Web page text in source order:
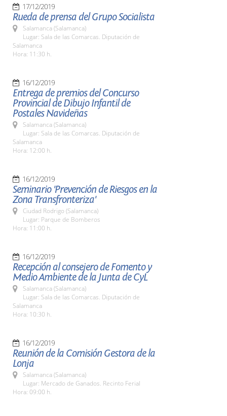
17/12/2019
Rueda de prensa del Grupo Socialista
Salamanca (Salamanca)
Lugar: Sala de las Comarcas. Diputación de
Salamanca
Hora: 11:30 h.
16/12/2019
Entrega de premios del Concurso
Provincial de Dibujo Infantil de
Postales Navideñas
Salamanca (Salamanca)
Lugar: Sala de las Comarcas. Diputación de
Salamanca
Hora: 12:00 h.
16/12/2019
Seminario 'Prevención de Riesgos en la
Zona Transfronteriza'
Ciudad Rodrigo (Salamanca)
Lugar: Parque de Bomberos
Hora: 11:00 h.
16/12/2019
Recepción al consejero de Fomento y
Medio Ambiente de la Junta de CyL
Salamanca (Salamanca)
Lugar: Sala de las Comarcas. Diputación de
Salamanca
Hora: 10:30 h.
16/12/2019
Reunión de la Comisión Gestora de la
Lonja
Salamanca (Salamanca)
Lugar: Mercado de Ganados. Recinto Ferial
Hora: 09:00 h.